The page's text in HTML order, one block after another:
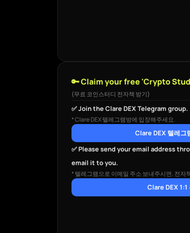
🔑 Claim your free 'Crypto
(무료 코인스터디 전자책 받기)
✅ Join the Clare DEX Telegram group.
* Clare DEX 텔레그램방에 입장해주세요.
Clare DEX 텔레그
✅ Please send your email address
email it to you.
* 텔레그램으로 이메일 주소 보내주시면, 전자
Clare DEX 1:1